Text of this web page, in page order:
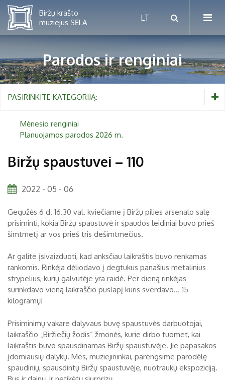
Mėnesio renginiai
Vaikams nuo 5 iki 10 metų
Šeimoms
Biržai ir Radvilos
Biržų tvirtovės arsenalas
Religijos
Biržai XIX a.
RUGPJŪTIS2026
Pr An Tr Ke Pe Še
3
4 5 6 7 8
10
11 12 13 14 15
16
17
18 19 20 21 22
23
Parodos ir renginiai
PASIRINKITE KATEGORIJĄ:
Mėnesio renginiai
Planuojamos parodos 2026 m.
Biržų spaustuvei – 110
2022 - 05 - 06
Gegužės 6 d. 16.30 val. kviečiame į Biržų pilies arsenalo salę
prisiminti, kokia Biržų spaustuvė ir spaudos leidiniai buvo prieš
šimtmetį ar vos prieš tris dešimtmečius.
Ar galite įsivaizduoti, kad anksčiau laikraštis buvo renkamas
rankomis. Rinkėja dėliodavo į degtukus panašius metalinius
strypelius, kurių galvutėje yra raidė. Per dieną rinkėjas
surinkdavo vieną laikraščio puslapį kuris sverdavo... 15
kilogramų!
Prisiminimų vakare dalyvaus buvę spaustuvės darbuotojai,
laikraščio „Biržiečių žodis“ žmonės, kurie dirbo tuomet, kai
laikraštis buvo spausdinamas Biržų spaustuvėje. Jie papasakos
įdomiausių dalykų. Mes, muziejininkai, parengsime parodėlę
spaudinių, spausdintų Biržų spaustuvėje, nuotraukų ekspoziciją.